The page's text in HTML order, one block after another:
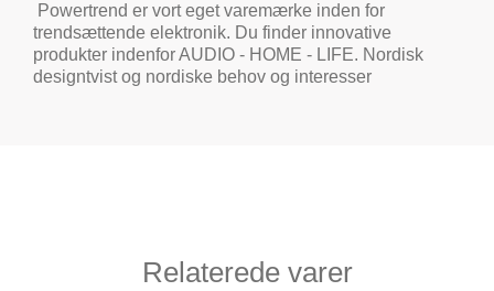
Powertrend er vort eget varemærke inden for
trendsættende elektronik. Du finder innovative
produkter indenfor AUDIO - HOME - LIFE. Nordisk
designtvist og nordiske behov og interesser
Relaterede varer